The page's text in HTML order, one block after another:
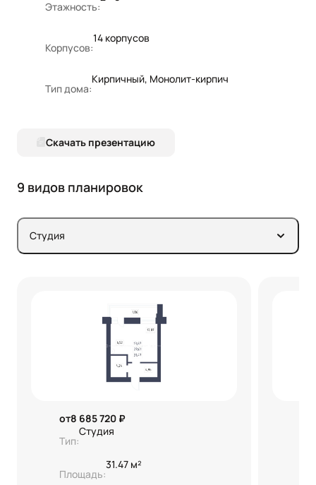
Этажность:
Корпусов:
14 корпусов
Тип дома:
Кирпичный, Монолит-кирпич
Скачать презентацию
9 видов планировок
Студия
от8 685 720 ₽
Тип:
Студия
Площадь:
31.47 м²